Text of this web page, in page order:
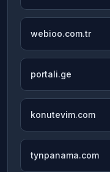
webioo.com.tr
portali.ge
konutevim.com
tynpanama.com